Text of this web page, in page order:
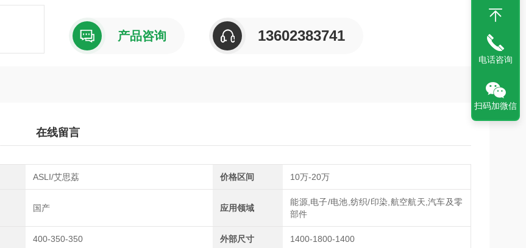
产品咨询 13602383741
在线留言
ASLI/艾思荔 价格区间 10万-20万
国产 应用领域
能源,电子/电池,纺织/印染,航空航天,汽车及零
部件
400-350-350 外部尺寸 1400-1800-1400
电话咨询
扫码加微信